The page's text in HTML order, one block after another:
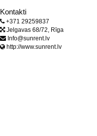
Kontakti
+371 29259837
Jelgavas 68/72, Rīga
Info@sunrent.lv
http://www.sunrent.lv